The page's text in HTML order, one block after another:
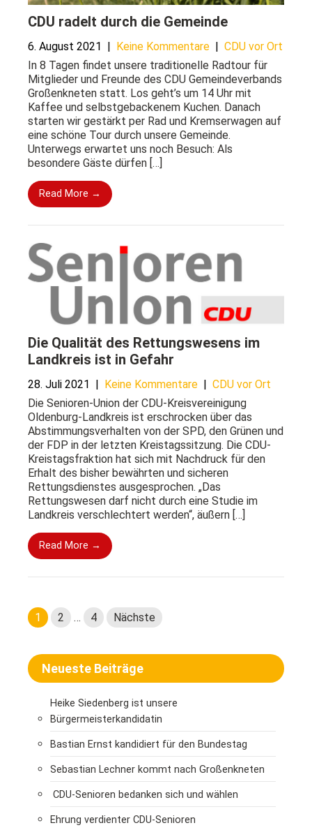
CDU radelt durch die Gemeinde
6. August 2021 | Keine Kommentare | CDU vor Ort
In 8️ Tagen findet unsere traditionelle Radtour für
Mitglieder und Freunde des CDU Gemeindeverbands
Großenkneten statt. Los geht’s um 14 Uhr mit
Kaffee und selbstgebackenem Kuchen. Danach
starten wir gestärkt per Rad und Kremserwagen auf
eine schöne Tour durch unsere Gemeinde.
Unterwegs erwartet uns noch Besuch: Als
besondere Gäste dürfen […]
Read More →
Die Qualität des Rettungswesens im
Landkreis ist in Gefahr
28. Juli 2021 Keine Kommentare
CDU vor Ort
Die Senioren-Union der CDU-Kreisvereinigung
Oldenburg-Landkreis ist erschrocken über das
Abstimmungsverhalten von der SPD, den Grünen und
der FDP in der letzten Kreistagssitzung. Die CDU-
Kreistagsfraktion hat sich mit Nachdruck für den
Erhalt des bisher bewährten und sicheren
Rettungsdienstes ausgesprochen. „Das
Rettungswesen darf nicht durch eine Studie im
Landkreis verschlechtert werden“, äußern […]
Read More →
S
e
i
t
1 2 … 4 Nächste
Neueste Beiträge
Heike Siedenberg ist unsere
Bürgermeisterkandidatin
Bastian Ernst kandidiert für den Bundestag
Sebastian Lechner kommt nach Großenkneten
CDU-Senioren bedanken sich und wählen
Ehrung verdienter CDU-Senioren